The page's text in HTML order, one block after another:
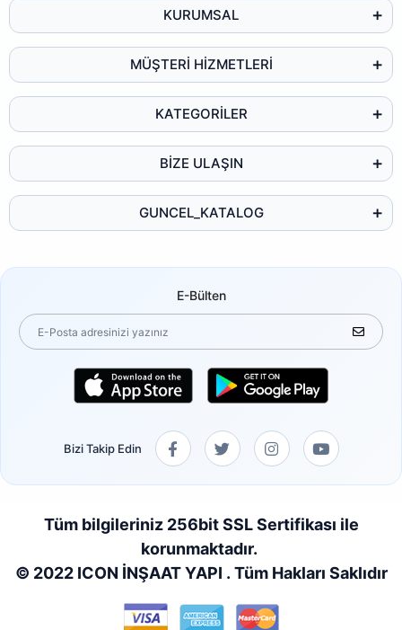
KURUMSAL
MÜŞTERİ HİZMETLERİ
KATEGORİLER
BİZE ULAŞIN
GUNCEL_KATALOG
E-Bülten
Bizi Takip Edin
Tüm bilgileriniz 256bit SSL Sertifikası ile
korunmaktadır.
© 2022 ICON İNŞAAT YAPI . Tüm Hakları Saklıdır